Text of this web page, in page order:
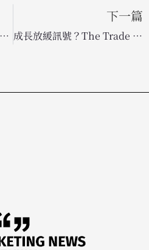
頂尖創作者轉型媒體公司遇瓶頸：MrBeast 與 Alex Cooper 的創業陣痛實錄
下一篇
成長放緩訊號？The Trade Desk 營收增速創 2020 年來新低，程式化廣告巨頭正面臨市場考驗